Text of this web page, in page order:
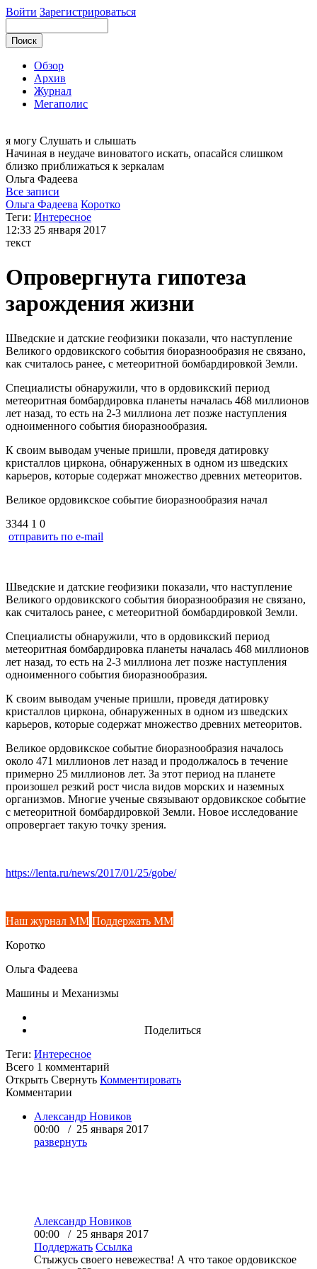
Войти Зарегистрироваться
Обзор
Архив
Журнал
Мегаполис
я могу Слушать и слышать
Начиная в неудаче виноватого искать, опасайся слишком
близко приближаться к зеркалам
Ольга Фадеева
Все записи
Ольга Фадеева Коротко
Теги: Интересное
12:33 25 января 2017
текст
Опровергнута гипотеза
зарождения жизни
Шведские и датские геофизики показали, что наступление
Великого ордовикского события биоразнообразия не связано,
как считалось ранее, с метеоритной бомбардировкой Земли.
Специалисты обнаружили, что в ордовикский период
метеоритная бомбардировка планеты началась 468 миллионов
лет назад, то есть на 2-3 миллиона лет позже наступления
одноименного события биоразнообразия.
К своим выводам ученые пришли, проведя датировку
кристаллов циркона, обнаруженных в одном из шведских
карьеров, которые содержат множество древних метеоритов.
Великое ордовикское событие биоразнообразия начал
3344 1 0
отправить по e-mail
Шведские и датские геофизики показали, что наступление
Великого ордовикского события биоразнообразия не связано,
как считалось ранее, с метеоритной бомбардировкой Земли.
Специалисты обнаружили, что в ордовикский период
метеоритная бомбардировка планеты началась 468 миллионов
лет назад, то есть на 2-3 миллиона лет позже наступления
одноименного события биоразнообразия.
К своим выводам ученые пришли, проведя датировку
кристаллов циркона, обнаруженных в одном из шведских
карьеров, которые содержат множество древних метеоритов.
Великое ордовикское событие биоразнообразия началось
около 471 миллионов лет назад и продолжалось в течение
примерно 25 миллионов лет. За этот период на планете
произошел резкий рост числа видов морских и наземных
организмов. Многие ученые связывают ордовикское событие
с метеоритной бомбардировкой Земли. Новое исследование
опровергает такую точку зрения.
https://lenta.ru/news/2017/01/25/gobe/
Наш журнал ММ Поддержать ММ
Коротко
Ольга Фадеева
Машины и Механизмы
Поделиться
Теги: Интересное
Всего 1 комментарий
Открыть Свернуть Комментировать
Комментарии
Александр Новиков
00:00 / 25 января 2017
развернуть
Александр Новиков
00:00 / 25 января 2017
Поддержать Ссылка
Стыжусь своего невежества! А что такое ордовикское